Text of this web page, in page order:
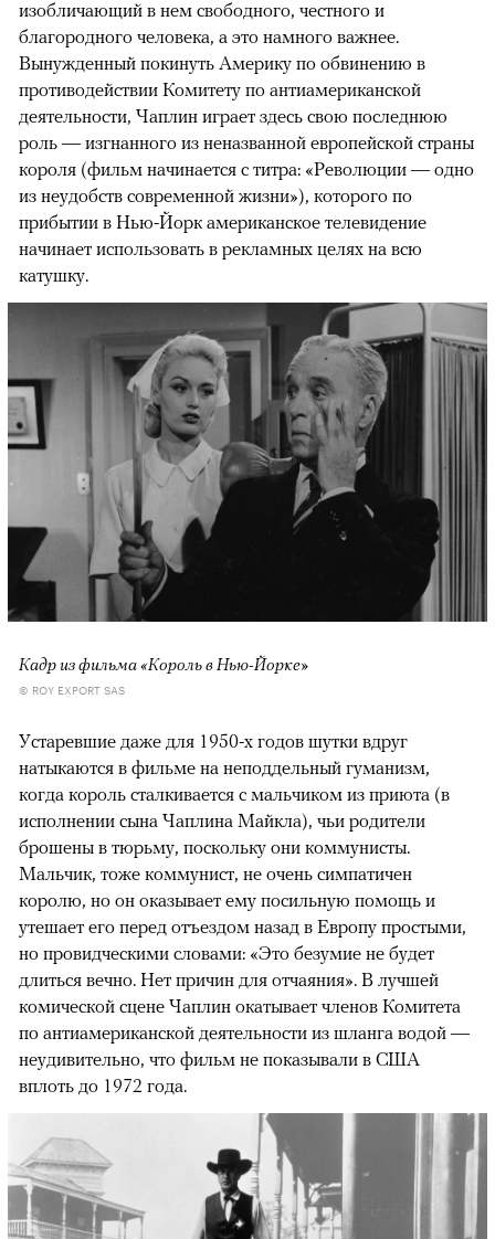
изобличающий в нем свободного, честного и
благородного человека, а это намного важнее.
Вынужденный покинуть Америку по обвинению в
противодействии Комитету по антиамериканской
деятельности, Чаплин играет здесь свою последнюю
роль — изгнанного из неназванной европейской страны
короля (фильм начинается с титра: «Революции — одно
из неудобств современной жизни»), которого по
прибытии в Нью-Йорк американское телевидение
начинает использовать в рекламных целях на всю
катушку.
Кадр из фильма «Король в Нью-Йорке»
© ROY EXPORT SAS
Устаревшие даже для 1950-х годов шутки вдруг
натыкаются в фильме на неподдельный гуманизм,
когда король сталкивается с мальчиком из приюта (в
исполнении сына Чаплина Майкла), чьи родители
брошены в тюрьму, поскольку они коммунисты.
Мальчик, тоже коммунист, не очень симпатичен
королю, но он оказывает ему посильную помощь и
утешает его перед отъездом назад в Европу простыми,
но провидческими словами: «Это безумие не будет
длиться вечно. Нет причин для отчаяния». В лучшей
комической сцене Чаплин окатывает членов Комитета
по антиамериканской деятельности из шланга водой —
неудивительно, что фильм не показывали в США
вплоть до 1972 года.